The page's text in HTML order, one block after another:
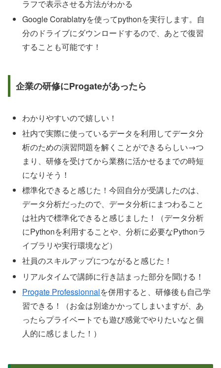
ラフで表示させる方法がわかる
Google Corablatryを使ってpythonを実行します。自
分のドライブにダウンロードするので、あとで復習
することも可能です！
企業の研修にProgateがあったら
わかりやすいので嬉しい！
社内で実際に使っているデータを利用してデータ分
析のための演習問題を解くことができるらしい→つ
まり、研修を受けてから業務に活かせるまでの時短
になりそう！
標準化できると感じた！今回自分が受講したのは、
データ分析だったので、データ分析にまつわること
は社内で標準化できると感じました！（データ分析
にPythonを利用することや、分析に必要なPythonラ
イブラリや実行環境など）
社員のスキルアップにつながると感じた！
リアルタイムで講師に行き詰まった部分を聞ける！
Progate Professionnalを併用すると、研修後も自己学
習できる！（お金は別途かかってしまいますが、あ
ったらプライベートでも遊び感覚でやりたいなと個
人的に感じました！）